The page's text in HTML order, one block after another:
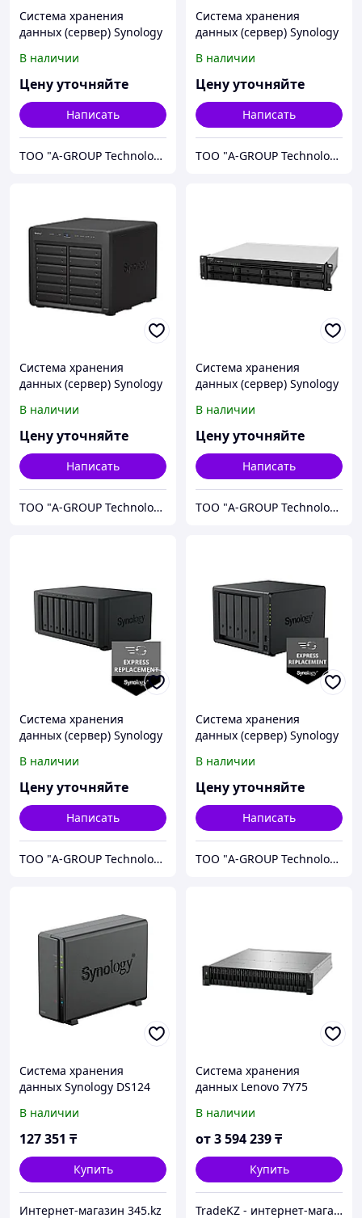
Система хранения
данных (сервер) Synology
В наличии
Цену уточняйте
Написать
ТОО "A-GROUP Technologies"
Система хранения
данных (сервер) Synology
В наличии
Цену уточняйте
Написать
ТОО "A-GROUP Technologies"
Система хранения
данных (сервер) Synology
В наличии
Цену уточняйте
Написать
ТОО "A-GROUP Technologies"
Система хранения
данных (сервер) Synology
В наличии
Цену уточняйте
Написать
ТОО "A-GROUP Technologies"
Система хранения
данных (сервер) Synology
В наличии
Цену уточняйте
Написать
ТОО "A-GROUP Technologies"
Система хранения
данных (сервер) Synology
В наличии
Цену уточняйте
Написать
ТОО "A-GROUP Technologies"
Система хранения
данных Synology DS124
В наличии
127 351 ₸
Купить
Интернет-магазин 345.kz
Система хранения
данных Lenovo 7Y75
(64GB Cache) 2U24 SFF V2
7Y75
В наличии
от3 594 239₸
Купить
TradeKZ - интернет-магазин